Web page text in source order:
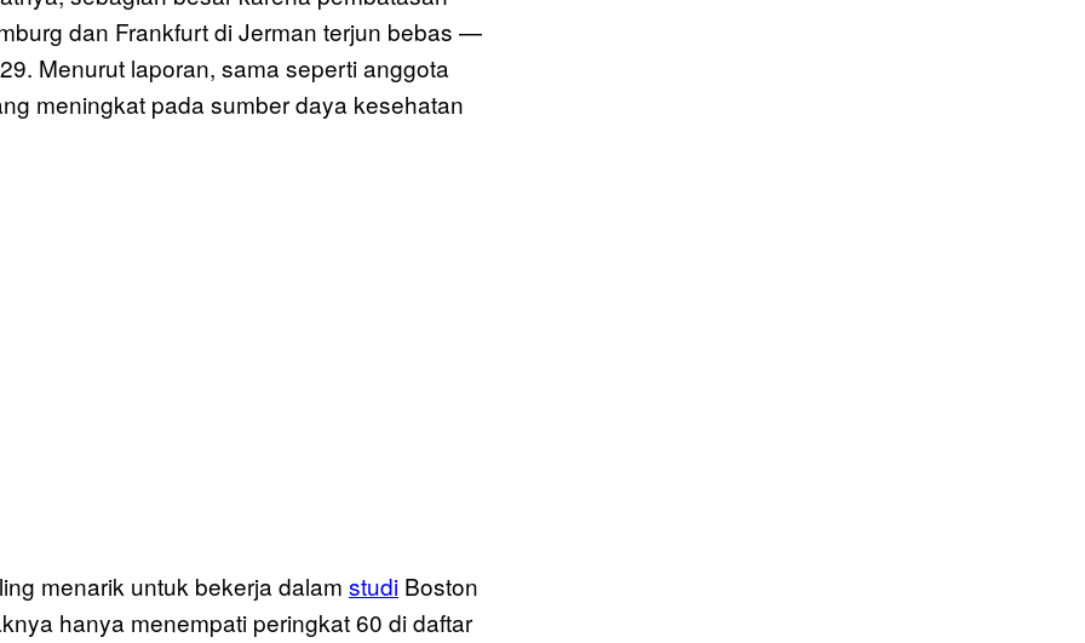
dan Frankfurt di Jerman terjun bebas —
Menurut laporan, sama seperti anggota
meningkat pada sumber daya kesehatan
menarik untuk bekerja dalam studi Boston
hanya menempati peringkat 60 di daftar